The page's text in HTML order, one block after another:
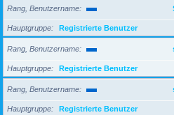
Rang, Benutzername
Hauptgruppe Registrierte Benutzer
Rang, Benutzername
Hauptgruppe Registrierte Benutzer
Rang, Benutzername
Hauptgruppe Registrierte Benutzer